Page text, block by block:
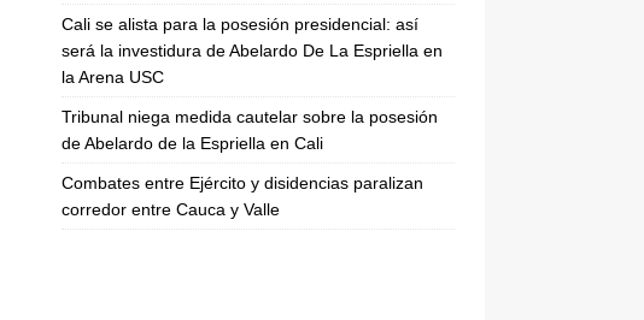
Cali se alista para la posesión presidencial: así
será la investidura de Abelardo De La Espriella en
la Arena USC
Tribunal niega medida cautelar sobre la posesión
de Abelardo de la Espriella en Cali
Combates entre Ejército y disidencias paralizan
corredor entre Cauca y Valle